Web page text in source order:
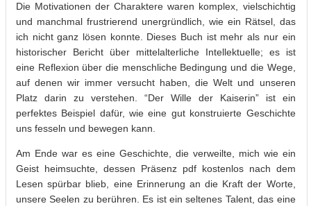
Die Motivationen der Charaktere waren komplex, vielschichtig
und manchmal frustrierend unergründlich, wie ein Rätsel, das
ich nicht ganz lösen konnte. Dieses Buch ist mehr als nur ein
historischer Bericht über mittelalterliche Intellektuelle; es ist
eine Reflexion über die menschliche Bedingung und die Wege,
auf denen wir immer versucht haben, die Welt und unseren
Platz darin zu verstehen. “Der Wille der Kaiserin” ist ein
perfektes Beispiel dafür, wie eine gut konstruierte Geschichte
uns fesseln und bewegen kann.
Am Ende war es eine Geschichte, die verweilte, mich wie ein
Geist heimsuchte, dessen Präsenz pdf kostenlos nach dem
Lesen spürbar blieb, eine Erinnerung an die Kraft der Worte,
unsere Seelen zu berühren. Es ist ein seltenes Talent, das eine